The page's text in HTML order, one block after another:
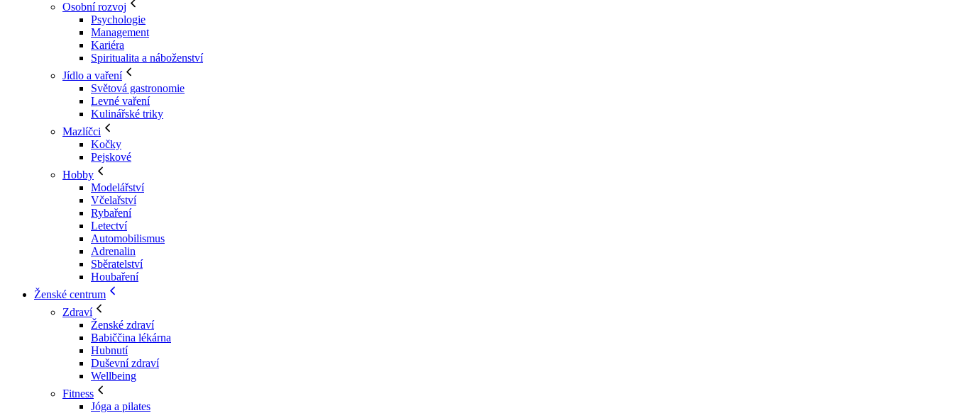
Osobní rozvoj
Psychologie
Management
Kariéra
Spiritualita a náboženství
Jídlo a vaření
Světová gastronomie
Levné vaření
Kulinářské triky
Mazlíčci
Kočky
Pejskové
Hobby
Modelářství
Včelařství
Rybaření
Letectví
Automobilismus
Adrenalin
Sběratelství
Houbaření
Ženské centrum
Zdraví
Ženské zdraví
Babiččina lékárna
Hubnutí
Duševní zdraví
Wellbeing
Fitness
Jóga a pilates